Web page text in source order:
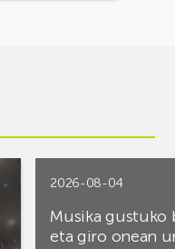
2026-08-04
Musika gustuko
eta giro onean